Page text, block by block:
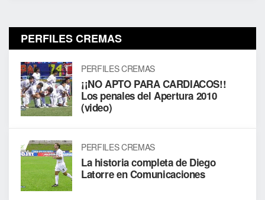
PERFILES CREMAS
PERFILES CREMAS
¡¡NO APTO PARA CARDIACOS!!
Los penales del Apertura 2010
(video)
PERFILES CREMAS
La historia completa de Diego
Latorre en Comunicaciones